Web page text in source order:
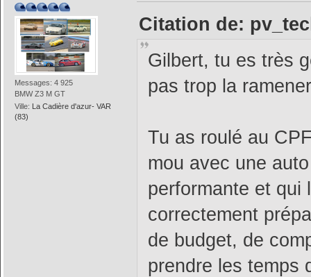
Messages: 4 925
BMW Z3 M GT
Ville: La Cadière d'azur- VAR
(83)
Citation de:
Gilbert, tu es très
pas trop la
Tu as roulé au
mou avec une
performante et qui
correctement
de budget, de
prendre les temps